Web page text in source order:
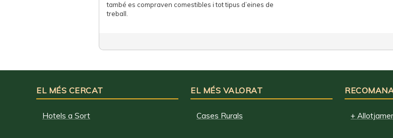
també es compraven comestibles i tot tipus d’eines de
treball.
EL MÉS CERCAT
Hotels a Sort
EL MÉS VALORAT
Cases Rurals +